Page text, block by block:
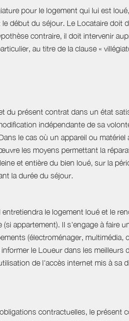
pour le logement qui lui est
début du séjour. Le Locataire
contraire, il doit intervenir
au titre de la clause «
du présent contrat dans un état
indépendante de sa
le cas où un appareil ou
les moyens permettant la
et entière du bien loué, sur la
la durée du séjour.
le logement loué et le
appartement). Il s'engage à faire
(électroménager,
le Loueur dans les
de l'accès internet mis à sa
contractuelles, le présent